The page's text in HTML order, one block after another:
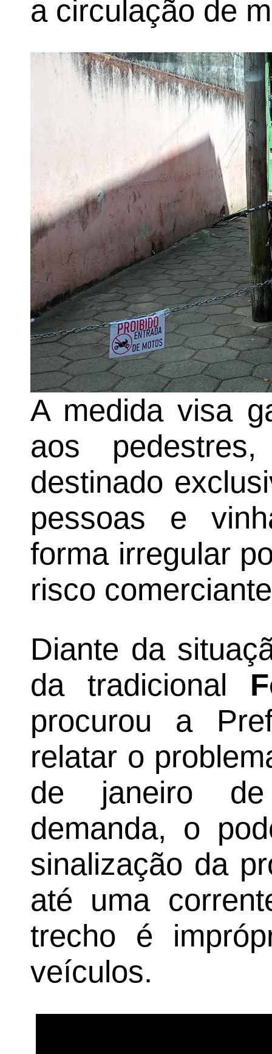
a circulação de
A medida visa
aos
destinado
pessoas e
forma irregular
risco
Diante da
da tradicional
procurou a
relatar o
de janeiro
demanda, o
sinalização da
até uma
trecho é
veículos.